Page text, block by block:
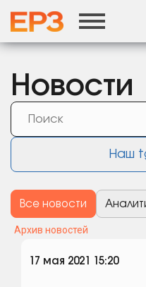
Новости
Наш
Все новости
Архив новостей
17 мая 2021 15:20